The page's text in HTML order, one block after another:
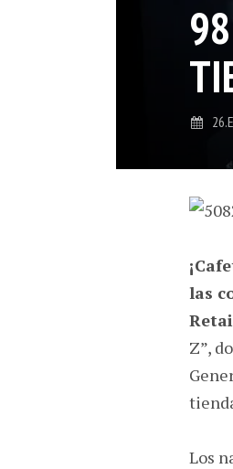
las
Z”,
Los